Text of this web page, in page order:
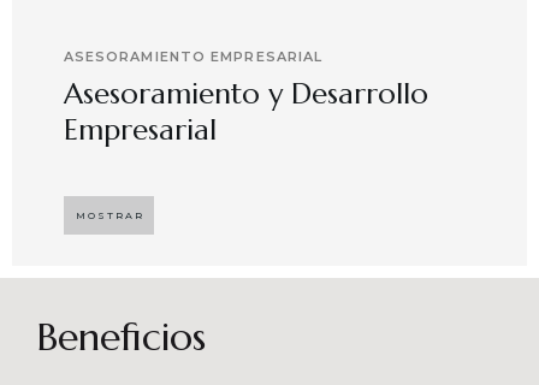
ASESORAMIENTO EMPRESARIAL
Asesoramiento y Desarrollo
Empresarial
desarrollar el compromiso y motivación en el
capital humano en ambientes de trabajo más
sostenibles en el tiempo. Brindando soporte
especializado en proyectos integrales que
MOSTRAR
Beneficios